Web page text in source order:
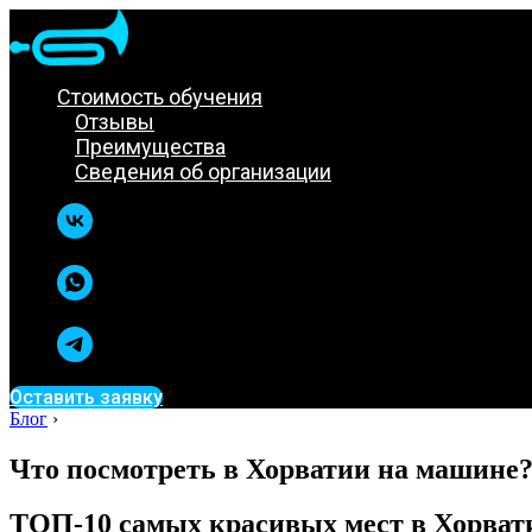
Стоимость обучения
Отзывы
Преимущества
Сведения об организации
Оставить заявку
Блог ›
Что посмотреть в Хорватии на машине?
ТОП-10 самых красивых мест в